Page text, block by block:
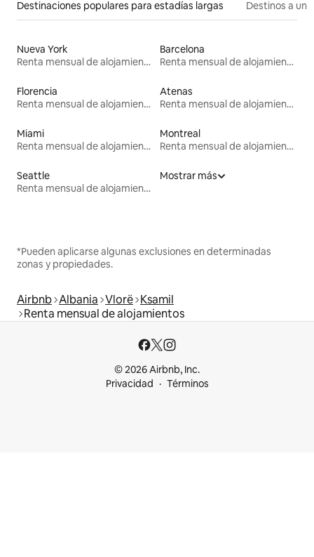
Destinaciones populares para estadías largas Destinos a un
Nueva York
Renta mensual de alojamientos
Barcelona
Renta mensual de alojamientos
Florencia
Renta mensual de alojamientos
Atenas
Renta mensual de alojamientos
Miami
Renta mensual de alojamientos
Montreal
Renta mensual de alojamientos
Seattle
Renta mensual de alojamientos
Mostrar más
*Pueden aplicarse algunas exclusiones en determinadas
zonas y propiedades.
Airbnb Albania Vlorë Ksamil
Renta mensual de alojamientos
© 2026 Airbnb, Inc.
Privacidad
Términos